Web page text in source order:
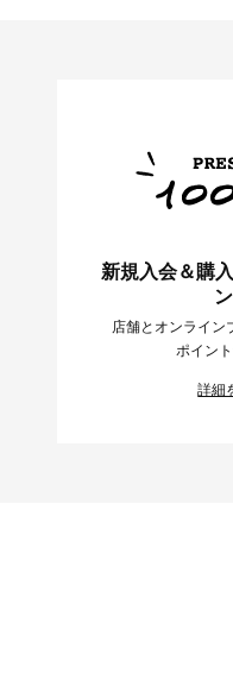
新規入会＆購
店舗とオンライン
ポイン
詳細